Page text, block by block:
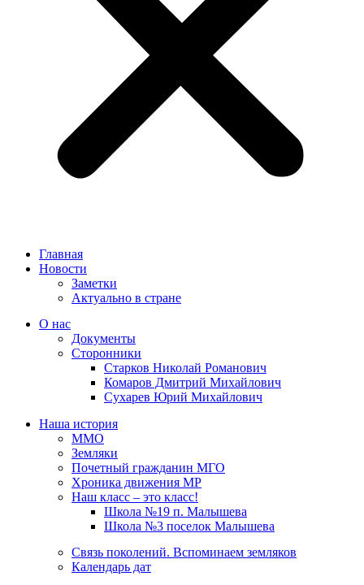
Главная
Новости
Заметки
Актуально в стране
О нас
Документы
Сторонники
Старков Николай Романович
Комаров Дмитрий Михайлович
Сухарев Юрий Михайлович
Наша история
ММО
Земляки
Почетный гражданин МГО
Хроника движения МР
Наш класс – это класс!
Школа №19 п. Малышева
Школа №3 поселок Малышева
Связь поколений. Вспоминаем земляков
Календарь дат